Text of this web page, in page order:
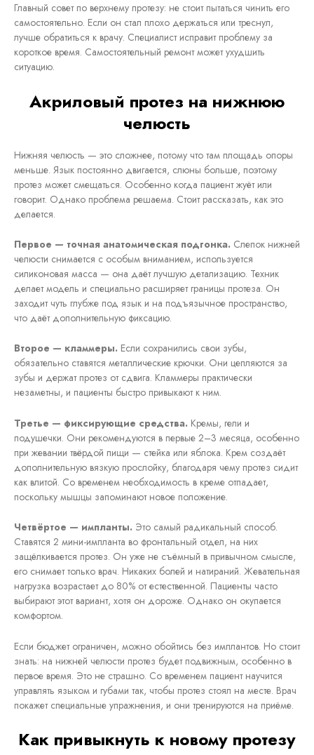
Главный совет по верхнему протезу: не стоит пытаться чинить его
самостоятельно. Если он стал плохо держаться или треснул,
лучше обратиться к врачу. Специалист исправит проблему за
короткое время. Самостоятельный ремонт может ухудшить
ситуацию.
Акриловый протез на нижнюю
челюсть
Нижняя челюсть — это сложнее, потому что там площадь опоры
меньше. Язык постоянно двигается, слюны больше, поэтому
протез может смещаться. Особенно когда пациент жуёт или
говорит. Однако проблема решаема. Стоит рассказать, как это
делается.
Первое — точная анатомическая подгонка. Слепок нижней
челюсти снимается с особым вниманием, используется
силиконовая масса — она даёт лучшую детализацию. Техник
делает модель и специально расширяет границы протеза. Он
заходит чуть глубже под язык и на подъязычное пространство,
что даёт дополнительную фиксацию.
Второе — кламмеры. Если сохранились свои зубы,
обязательно ставятся металлические крючки. Они цепляются за
зубы и держат протез от сдвига. Кламмеры практически
незаметны, и пациенты быстро привыкают к ним.
Третье — фиксирующие средства. Кремы, гели и
подушечки. Они рекомендуются в первые 2–3 месяца, особенно
при жевании твёрдой пищи — стейка или яблока. Крем создаёт
дополнительную вязкую прослойку, благодаря чему протез сидит
как влитой. Со временем необходимость в креме отпадает,
поскольку мышцы запоминают новое положение.
Четвёртое — импланты. Это самый радикальный способ.
Ставятся 2 мини-импланта во фронтальный отдел, на них
защёлкивается протез. Он уже не съёмный в привычном смысле,
его снимает только врач. Никаких болей и натираний. Жевательная
нагрузка возрастает до 80% от естественной. Пациенты часто
выбирают этот вариант, хотя он дороже. Однако он окупается
комфортом.
Если бюджет ограничен, можно обойтись без имплантов. Но стоит
знать: на нижней челюсти протез будет подвижным, особенно в
первое время. Это не страшно. Со временем пациент научится
управлять языком и губами так, чтобы протез стоял на месте. Врач
покажет специальные упражнения, и они тренируются на приёме.
Как привыкнуть к новому протезу